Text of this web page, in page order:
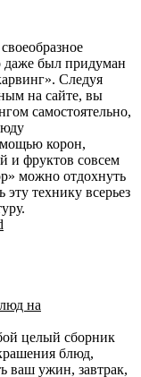
даже был придуман
Следуя
на сайте, вы
самостоятельно,
корон,
и фруктов совсем
можно отдохнуть
технику всерьез
на
целый сборник
блюд,
ваш ужин, завтрак,